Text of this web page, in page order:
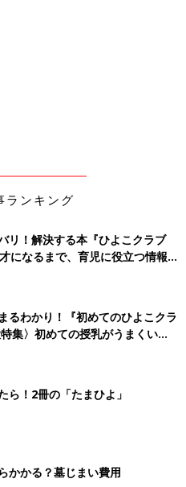
のレシピをご紹介。具だくさん
完了期1歳 ～1歳6ヶ月ごろ
月ごろから使える、野菜や果物な
含む食材を使った、体の調子を
ンのバターあえ 作り方・
完了期1歳 ～1歳6ヶ月ごろ
を含む食材を使った、体の調子を
のレシピをご紹介。ポテトとコ
え
期1歳 ～1歳6ヶ月ごろ
ランキング
リ！解決する本『ひよこクラブ
なるまで、育児に役立つ情報が
るわかり！『初めてのひよこクラ
集〉初めての授乳がうまくい
クの基本と夏のトラブル 解決テ
ら！2冊の「たまひよ」
かかる？墓じまい費用